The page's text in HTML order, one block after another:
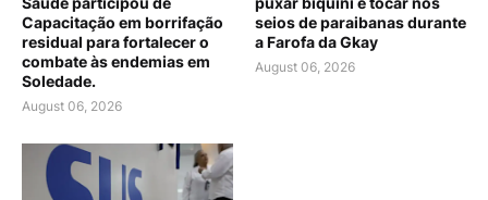
Capacitação em borrifação
residual para fortalecer o
combate às endemias em
Soledade.
August 06, 2026
seios de paraibanas durante
a Farofa da Gkay
August 06, 2026